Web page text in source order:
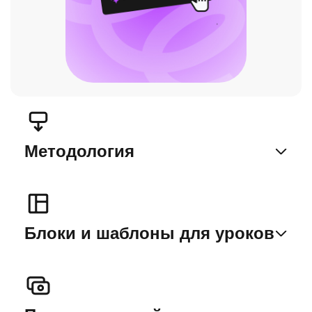
Методология
Блоки и шаблоны для уроков